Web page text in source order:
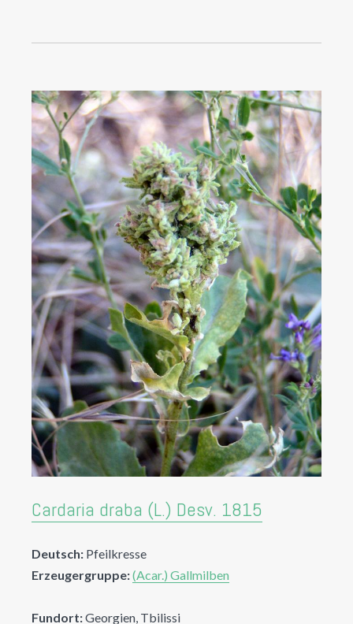
Cardaria draba (L.) Desv. 1815
Deutsch: Pfeilkresse
Erzeugergruppe:(Acar.) Gallmilben
Fundort:Georgien, Tbilissi